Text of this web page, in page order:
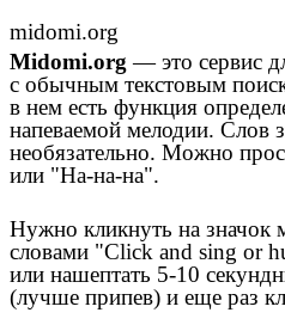
midomi.org
Midomi.org — это сервис
с обычным текстовым
в нем есть функция
напеваемой мелодии. Слов
необязательно. Можно
или "На-на-на".
Нужно кликнуть на значок
словами "Click and sing or
или нашептать 5-10
(лучше припев) и еще раз